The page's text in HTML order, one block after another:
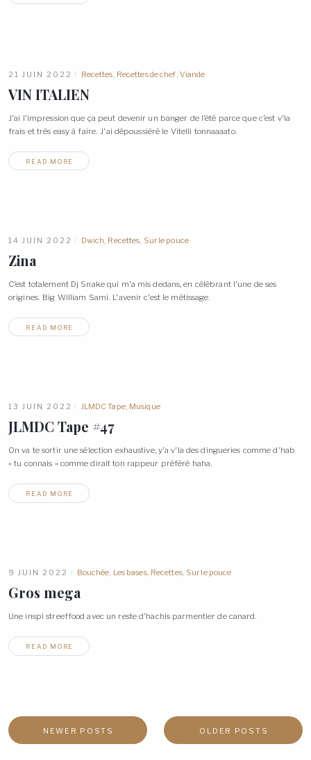
21 JUIN 2022 Recettes Recettes de chef Viande
VINITALIEN
J’ai l’impression que ça peut devenir un banger de l’été parce que c’est v’la
frais et très easy à faire. J’ai dépoussiéré le Vitelli tonnaaaato.
READ MORE
14 JUIN 2022 Dwich Recettes Sur le pouce
Zina
C’est totalement Dj Snake qui m’a mis dedans, en célébrant l’une de ses
origines. Big William Sami. L’avenir c’est le métissage.
READ MORE
13 JUIN 2022 JLMDC Tape, Musique
JLMDC Tape #47
On va te sortir une sélection exhaustive, y’a v’la des dingueries comme d’hab
« tu connais » comme dirait ton rappeur préféré haha.
READ MORE
9 JUIN 2022 Bouchée, Les bases, Recettes, Sur le pouce
Gros mega
Une inspi streeffood avec un reste d’hachis parmentier de canard.
READ MORE
NEWER POSTS OLDER POSTS